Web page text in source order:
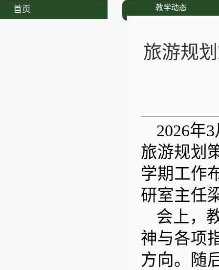
首页 教学动态
旅游规
2026年3
旅游规划
学期工作
研室主任
会上，
神与各项
方向。随